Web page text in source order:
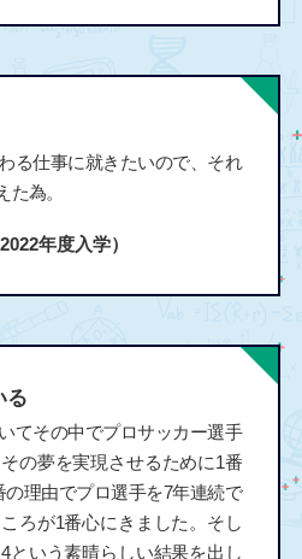
る仕事に就きたいので、それ
為。
年度入学）
る
てその中でプロサッカー選手
の夢を実現させるために1番
理由でプロ選手を7年連続で
ろが1番心にきました。そし
という素晴らしい結果を出し